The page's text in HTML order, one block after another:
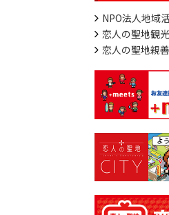
NPO法人地域
恋人の聖地観
恋人の聖地親